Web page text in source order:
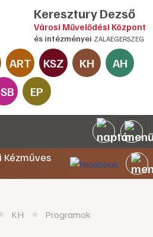
Keresztury Dezső
Városi Művelődési Központ
és intézményei ZALAEGERSZEG
ART KSZ KH
AH
EP
Kézműves
KH Programok